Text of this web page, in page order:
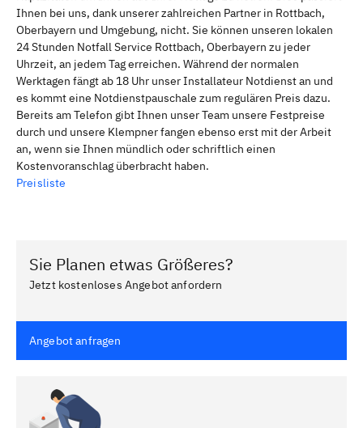
Ihnen bei uns, dank unserer zahlreichen Partner in Rottbach,
Oberbayern und Umgebung, nicht. Sie können unseren lokalen
24 Stunden Notfall Service Rottbach, Oberbayern zu jeder
Uhrzeit, an jedem Tag erreichen. Während der normalen
Werktagen fängt ab 18 Uhr unser Installateur Notdienst an und
es kommt eine Notdienstpauschale zum regulären Preis dazu.
Bereits am Telefon gibt Ihnen unser Team unsere Festpreise
durch und unsere Klempner fangen ebenso erst mit der Arbeit
an, wenn sie Ihnen mündlich oder schriftlich einen
Kostenvoranschlag überbracht haben.
Preisliste
Sie Planen etwas Größeres?
Jetzt kostenloses Angebot anfordern
Angebot anfragen